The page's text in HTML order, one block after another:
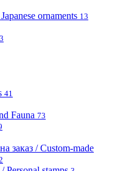
ornaments 13
41
Fauna 73
заказ / Custom-made